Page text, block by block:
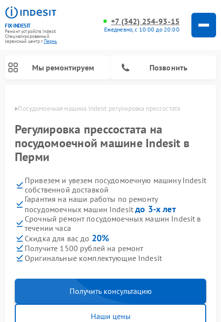
FIX-INDESIT
Ремонт устройств Indesit
Специализированный
cервисный центр г.Пермь
+7 (342) 254-93-15
Ежедневно, с 10:00 до 20:00
Мы ремонтируем Позвонить
Посудомоечная машина Indesit регулировка прессостата
Регулировка прессостата на
посудомоечной машине Indesit в
Перми
Привезем и увезем посудомоечную машину Indesit
собственной доставкой
Гарантия на наши работы по ремонту
посудомоечных машин Indesitдо 3-х лет
Срочный ремонт посудомоечных машин Indesit в
течении часа
Скидка для вас до 20%
Получите 1500 рублей на ремонт
Оригинальные комплектующие Indesit
Получить консультацию
Наши цены